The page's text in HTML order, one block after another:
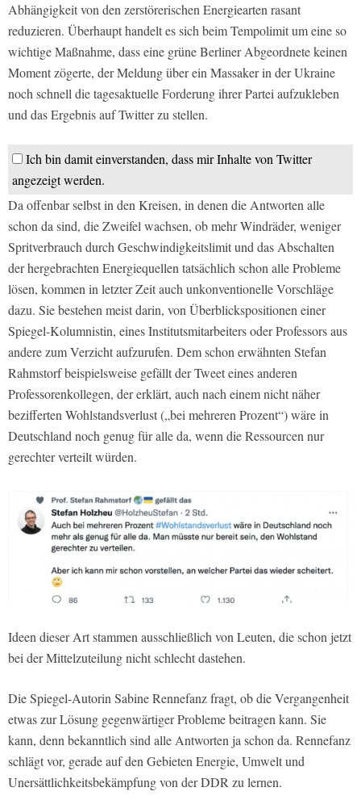
Abhängigkeit von den zerstörerischen Energiearten rasant
reduzieren. Überhaupt handelt es sich beim Tempolimit um eine so
wichtige Maßnahme, dass eine grüne Berliner Abgeordnete keinen
Moment zögerte, der Meldung über ein Massaker in der Ukraine
noch schnell die tagesaktuelle Forderung ihrer Partei aufzukleben
und das Ergebnis auf Twitter zu stellen.
Ich bin damit einverstanden, dass mir Inhalte von Twitter
angezeigt werden.
Da offenbar selbst in den Kreisen, in denen die Antworten alle
schon da sind, die Zweifel wachsen, ob mehr Windräder, weniger
Spritverbrauch durch Geschwindigkeitslimit und das Abschalten
der hergebrachten Energiequellen tatsächlich schon alle Probleme
lösen, kommen in letzter Zeit auch unkonventionelle Vorschläge
dazu. Sie bestehen meist darin, von Überblickspositionen einer
Spiegel-Kolumnistin, eines Institutsmitarbeiters oder Professors aus
andere zum Verzicht aufzurufen. Dem schon erwähnten Stefan
Rahmstorf beispielsweise gefällt der Tweet eines anderen
Professorenkollegen, der erklärt, auch nach einem nicht näher
bezifferten Wohlstandsverlust („bei mehreren Prozent“) wäre in
Deutschland noch genug für alle da, wenn die Ressourcen nur
gerechter verteilt würden.
Ideen dieser Art stammen ausschließlich von Leuten, die schon jetzt
bei der Mittelzuteilung nicht schlecht dastehen.
Die Spiegel-Autorin Sabine Rennefanz fragt, ob die Vergangenheit
etwas zur Lösung gegenwärtiger Probleme beitragen kann. Sie
kann, denn bekanntlich sind alle Antworten ja schon da. Rennefanz
schlägt vor, gerade auf den Gebieten Energie, Umwelt und
Unersättlichkeitsbekämpfung von der DDR zu lernen.